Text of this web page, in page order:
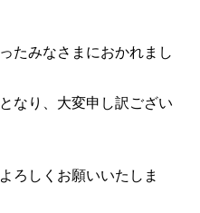
たみなさまにおかれまし
なり、大変申し訳ござい
ろしくお願いいたしま